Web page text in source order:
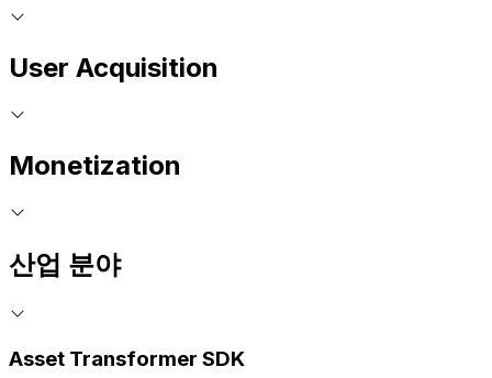
User Acquisition
Monetization
산업 분야
Asset Transformer SDK